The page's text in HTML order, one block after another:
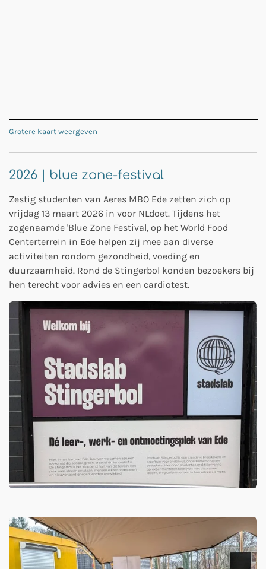
Grotere kaart weergeven
2026 | blue zone-festival
Zestig studenten van Aeres MBO Ede zetten zich op
vrijdag 13 maart 2026 in voor NLdoet. Tijdens het
zogenaamde 'Blue Zone Festival, op het World Food
Centerterrein in Ede helpen zij mee aan diverse
activiteiten rondom gezondheid, voeding en
duurzaamheid. Rond de Stingerbol konden bezoekers bij
hen terecht voor advies en een cardiotest.